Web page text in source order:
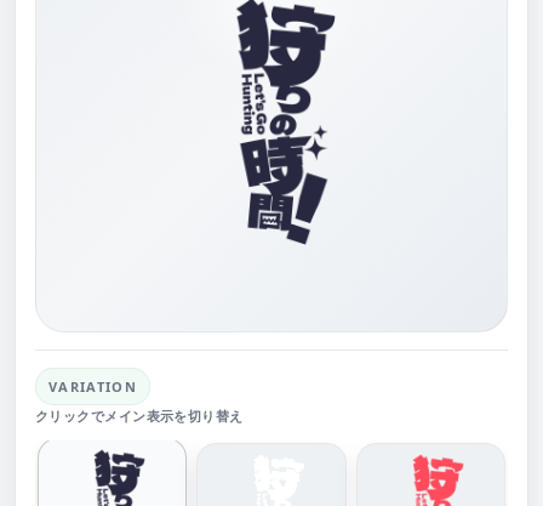
VARIATION
クリックでメイン表示を切り替え